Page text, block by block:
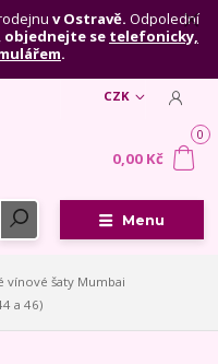
v Ostravě. Odpolední
objednejte se telefonicky,
.
Menu
CZK
0
0,00 Kč
vínové šaty Mumbai
a 46)